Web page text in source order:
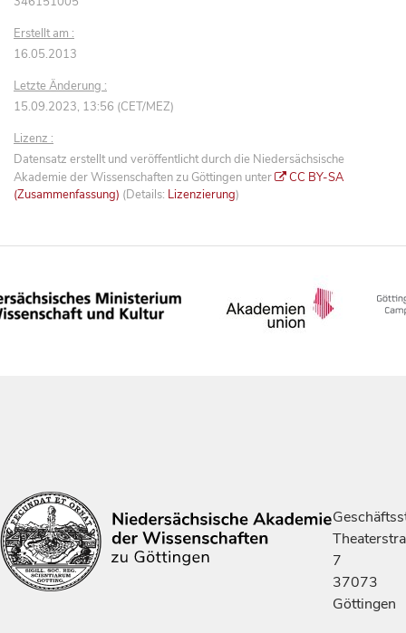
Erstellt am :
16.05.2013
Letzte Änderung :
15.09.2023, 13:56 (CET/MEZ)
Lizenz :
Datensatz erstellt und veröffentlicht durch die Niedersächsische
Akademie der Wissenschaften zu Göttingen unter
CC BY-SA
(Zusammenfassung) (Details: Lizenzierung)
7
37073
Göttingen